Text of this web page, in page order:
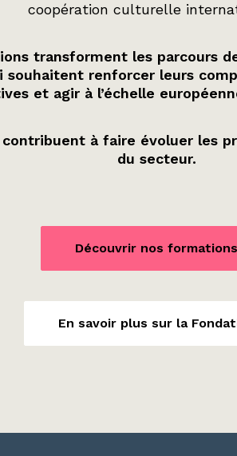
coopération culturelle
transforment les parcours
souhaitent renforcer leurs
et agir à l’échelle
contribuent à faire évoluer les
du secteur.
Découvrir nos formations
En savoir plus sur la